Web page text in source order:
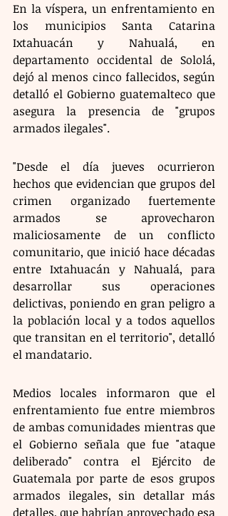
En la víspera, un enfrentamiento en
los municipios Santa Catarina
Ixtahuacán y Nahualá, en
departamento occidental de Sololá,
dejó al menos cinco fallecidos, según
detalló el Gobierno guatemalteco que
asegura la presencia de "grupos
armados ilegales".
"Desde el día jueves ocurrieron
hechos que evidencian que grupos del
crimen organizado fuertemente
armados se aprovecharon
maliciosamente de un conflicto
comunitario, que inició hace décadas
entre Ixtahuacán y Nahualá, para
desarrollar sus operaciones
delictivas, poniendo en gran peligro a
la población local y a todos aquellos
que transitan en el territorio", detalló
el mandatario.
Medios locales informaron que el
enfrentamiento fue entre miembros
de ambas comunidades mientras que
el Gobierno señala que fue "ataque
deliberado" contra el Ejército de
Guatemala por parte de esos grupos
armados ilegales, sin detallar más
detalles, que habrían aprovechado esa